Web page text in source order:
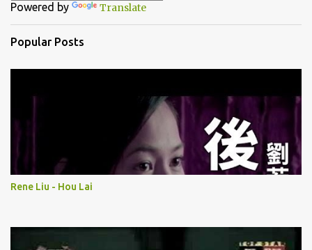
s
Powered by Translate
Popular Posts
Rene Liu - Hou Lai